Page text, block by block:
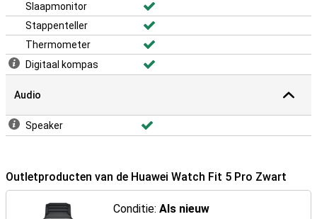
Slaapmonitor
Stappenteller
Thermometer
Digitaal kompas
Audio
Speaker
Outletproducten van de Huawei Watch Fit 5 Pro Zwart
Conditie:Als nieuw